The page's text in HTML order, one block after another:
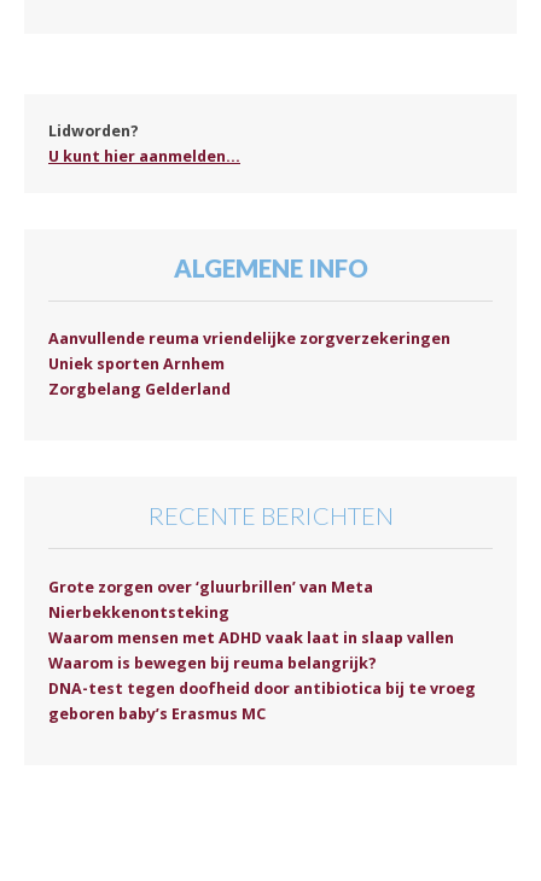
Lidworden?
U kunt hier aanmelden...
ALGEMENE INFO
Aanvullende reuma vriendelijke zorgverzekeringen
Uniek sporten Arnhem
Zorgbelang Gelderland
RECENTE BERICHTEN
Grote zorgen over ‘gluurbrillen’ van Meta
Nierbekkenontsteking
Waarom mensen met ADHD vaak laat in slaap vallen
Waarom is bewegen bij reuma belangrijk?
DNA-test tegen doofheid door antibiotica bij te vroeg
geboren baby’s Erasmus MC